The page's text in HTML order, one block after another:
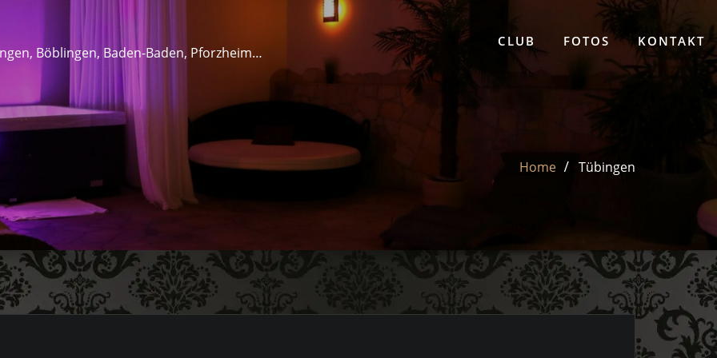
Böblingen, Baden-Baden, Pforzheim…
CLUB FOTOS KONTAKT
Home Tübingen